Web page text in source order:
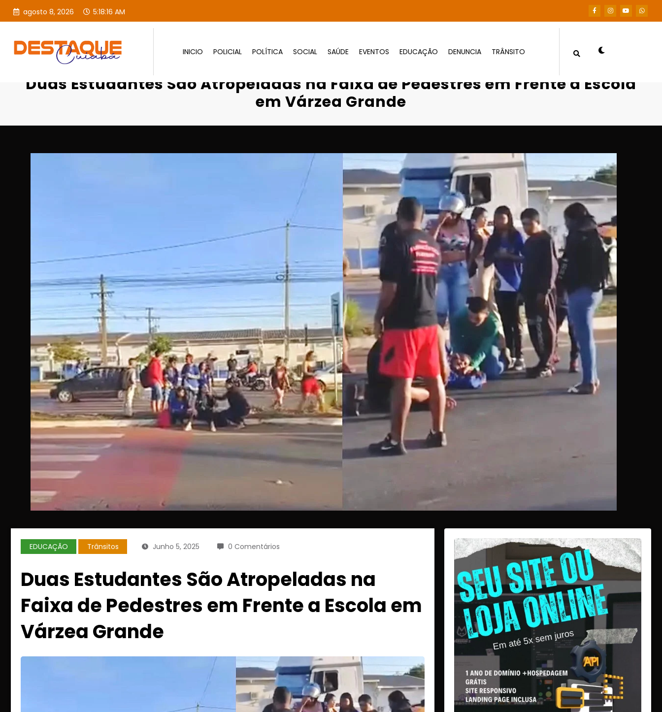
agosto 8, 2026 5:18:17 AM
INICIO POLICIAL POLÍTICA SOCIAL SAÚDE EVENTOS EDUCAÇÃO DENUNCIA TRÂNSITO
Página inicial EDUCAÇÃO Duas Estudantes São Atropeladas na Faixa de Pedestres em Frente a Escola em Várzea Grande
Duas Estudantes São Atropeladas na Faixa de Pedestres em Frente a Escola
em Várzea Grande
EDUCAÇÃO Trânsitos Junho 5, 2025 0 Comentários
Duas Estudantes São Atropeladas na
Faixa de Pedestres em Frente a Escola em
Várzea Grande